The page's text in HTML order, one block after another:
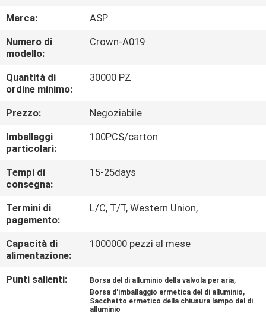
NOI
GIRO
DELLA
FABBRICA
CONTROLLO
DI
QUALITÀ
MAPPA
SITO
Marca:
ASP
Numero di
modello:
Crown-A019
Quantità di
ordine minimo:
30000 PZ
Prezzo:
Negoziabile
Imballaggi
particolari:
100PCS/carton
Tempi di
consegna:
15-25days
Termini di
pagamento:
L/C, T/T, Western Union,
Capacità di
alimentazione:
1000000 pezzi al mese
Punti salienti: Borsa del di alluminio della valvola per aria,
Borsa d'imballaggio ermetica del di alluminio,
Sacchetto ermetico della chiusura lampo del di
alluminio